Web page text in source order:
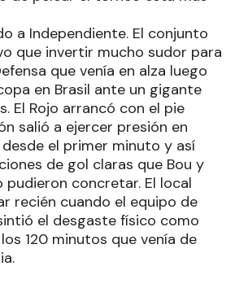
a Independiente. El conjunto
que invertir mucho sudor para
que venía en alza luego
en Brasil ante un gigante
El Rojo arrancó con el pie
salió a ejercer presión en
el primer minuto y así
de gol claras que Bou y
pudieron concretar. El local
recién cuando el equipo de
el desgaste físico como
120 minutos que venía de